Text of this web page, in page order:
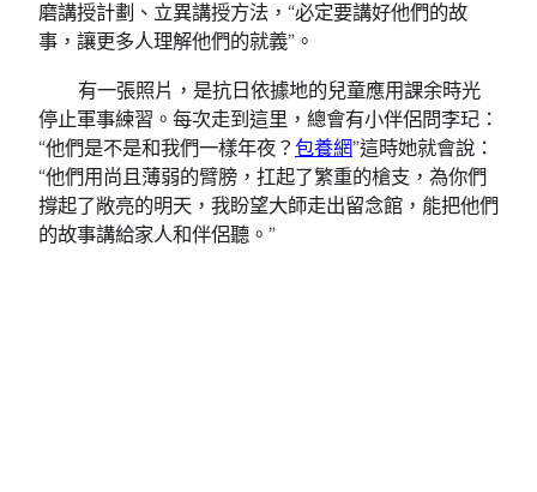
磨講授計劃、立異講授方法，“必定要講好他們的故
事，讓更多人理解他們的就義”。
有一張照片，是抗日依據地的兒童應用課余時光
停止軍事練習。每次走到這里，總會有小伴侶問李玘：
“他們是不是和我們一樣年夜？包養網”這時她就會說：
“他們用尚且薄弱的臂膀，扛起了繁重的槍支，為你們
撐起了敞亮的明天，我盼望大師走出留念館，能把他們
的故事講給家人和伴侶聽。”